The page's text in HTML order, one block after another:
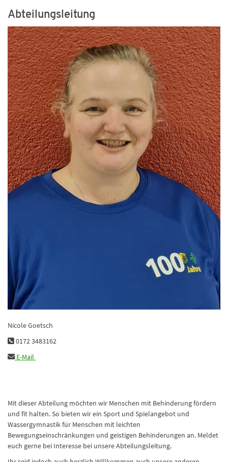
Abteilungsleitung
Nicole Goetsch
0172 3483162
E-Mail
Mit dieser Abteilung möchten wir Menschen mit Behinderung fördern
und fit halten. So bieten wir ein Sport und Spielangebot und
Wassergymnastik für Menschen mit leichten
Bewegungseinschränkungen und geistigen Behinderungen an. Meldet
euch gerne bei Interesse bei unsere Abteilungsleitung.